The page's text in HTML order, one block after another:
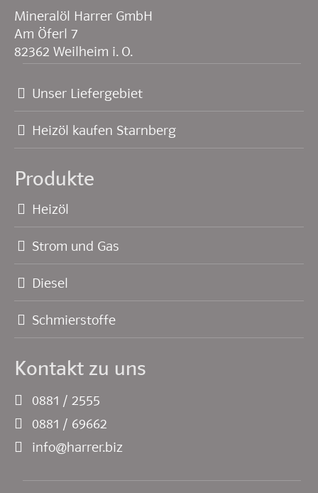
Mineralöl Harrer GmbH
Am Öferl 7
82362 Weilheim i. O.
Unser Liefergebiet
Heizöl kaufen Starnberg
Produkte
Heizöl
Strom und Gas
Diesel
Schmierstoffe
Kontakt zu uns
0881 / 2555
0881 / 69662
info@harrer.biz